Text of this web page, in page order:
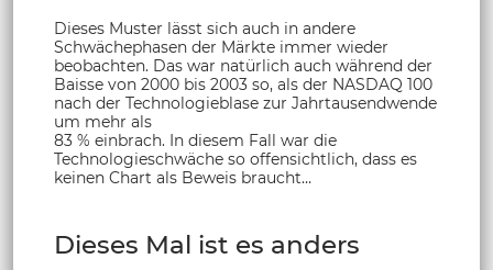
Dieses Muster lässt sich auch in andere
Schwächephasen der Märkte immer wieder
beobachten. Das war natürlich auch während der
Baisse von 2000 bis 2003 so, als der NASDAQ 100
nach der Technologieblase zur Jahrtausendwende
um mehr als
83 % einbrach. In diesem Fall war die
Technologieschwäche so offensichtlich, dass es
keinen Chart als Beweis braucht…
Dieses Mal ist es anders